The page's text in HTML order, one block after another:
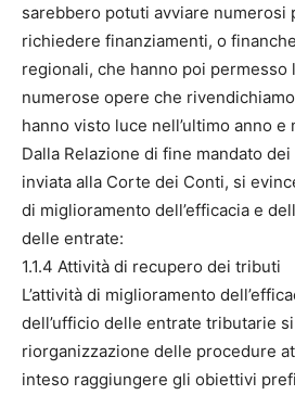
sarebbero potuti avviare numerosi
richiedere finanziamenti, o
regionali, che hanno poi permesso
numerose opere che
hanno visto luce nell’ultimo anno e
Dalla Relazione di fine mandato
inviata alla Corte dei Conti, si
di miglioramento dell’efficacia e
delle entrate:
1.1.4 Attività di recupero dei tributi
L’attività di miglioramento
dell’ufficio delle entrate tributarie
riorganizzazione delle procedure
inteso raggiungere gli obiettivi